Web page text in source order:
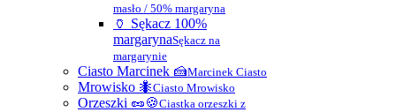
masło / 50% margaryna
🏺 Sękacz 100%
margarynaSękacz na
margarynie
Ciasto Marcinek 🍰Marcinek Ciasto
Mrowisko 🐜Ciasto Mrowisko
Orzeszki 🥜🍪Ciastka orzeszki z